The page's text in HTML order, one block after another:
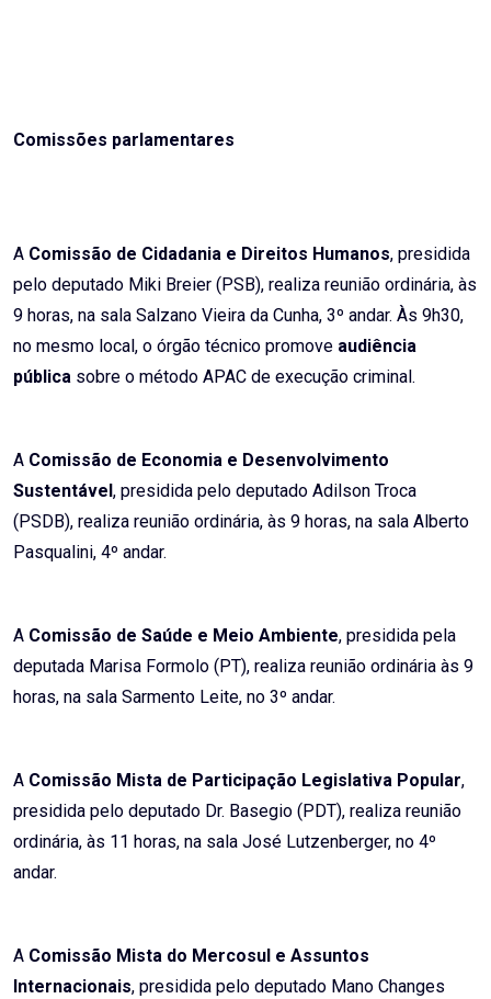
Comissões parlamentares
A Comissão de Cidadania e Direitos Humanos, presidida
pelo deputado Miki Breier (PSB), realiza reunião ordinária, às
9 horas, na sala Salzano Vieira da Cunha, 3º andar. Às 9h30,
no mesmo local, o órgão técnico promove audiência
pública sobre o método APAC de execução criminal.
A Comissão de Economia e Desenvolvimento
Sustentável , presidida pelo deputado Adilson Troca
(PSDB), realiza reunião ordinária, às 9 horas, na sala Alberto
Pasqualini, 4º andar.
A Comissão de Saúde e Meio Ambiente, presidida pela
deputada Marisa Formolo (PT), realiza reunião ordinária às 9
horas, na sala Sarmento Leite, no 3º andar.
A Comissão Mista de Participação Legislativa Popular,
presidida pelo deputado Dr. Basegio (PDT), realiza reunião
ordinária, às 11 horas, na sala José Lutzenberger, no 4º
andar.
A Comissão Mista do Mercosul e Assuntos
Internacionais, presidida pelo deputado Mano Changes